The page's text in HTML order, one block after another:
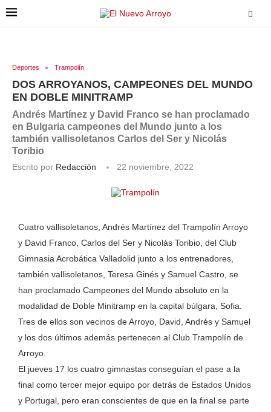
Deportes Trampolín
DOS ARROYANOS, CAMPEONES DEL MUNDO
EN DOBLE MINITRAMP
Andrés Martínez y David Franco se han proclamado
en Bulgaria campeones del Mundo junto a los
también vallisoletanos Carlos del Ser y Nicolás
Toribio
Escrito por Redacción 22 noviembre, 2022
Cuatro vallisoletanos, Andrés Martínez del Trampolín Arroyo
y David Franco, Carlos del Ser y Nicolás Toribio, del Club
Gimnasia Acrobática Valladolid junto a los entrenadores,
también vallisoletanos, Teresa Ginés y Samuel Castro, se
han proclamado Campeones del Mundo absoluto en la
modalidad de Doble Minitramp en la capital búlgara, Sofia.
Tres de ellos son vecinos de Arroyo, David, Andrés y Samuel
y los dos últimos además pertenecen al Club Trampolín de
Arroyo.
El jueves 17 los cuatro gimnastas conseguían el pase a la
final como tercer mejor equipo por detrás de Estados Unidos
y Portugal, pero eran conscientes de que en la final se parte